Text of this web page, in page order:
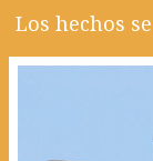
Los hechos